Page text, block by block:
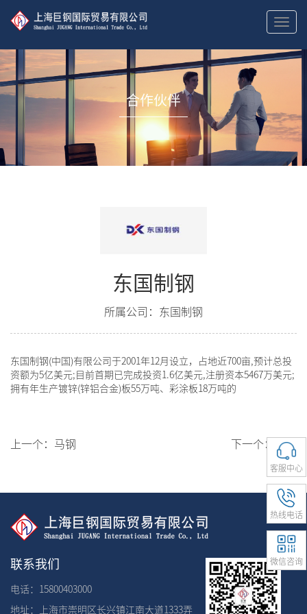
切
导
合作伙伴
东国制钢
所属公司：东国制钢
东国制钢(中国)有限公司于2001年12月设立，占地近700亩,预计总投
资额为5亿美元;目前首期已完成投资1.6亿美元,注册资本5467万美元;
拥有年生产镀锌(锌铝合金)板55万吨、彩涂板18万吨的
上一个： 马钢 下一个： 烨辉
联系我们
电话：15800403000
地址：上海市崇明区长兴镇江南大道1333弄
客服中心
热线电话
微信咨询